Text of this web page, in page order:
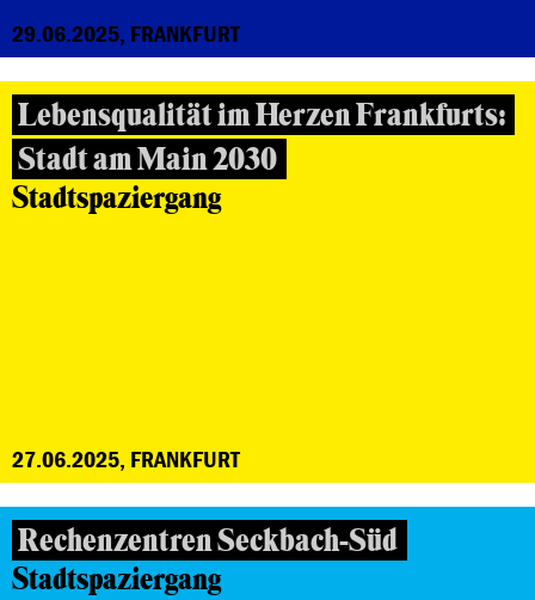
29.06.2025, FRANKFURT
Lebensqualität im Herzen Frankfurts:
Stadt am Main 2030
Stadtspaziergang
27.06.2025, FRANKFURT
Rechenzentren Seckbach-Süd
Stadtspaziergang